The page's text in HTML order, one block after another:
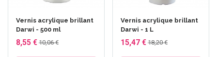
Vernis acrylique brillant
Darwi - 500 ml
8,55 € 10,06 €
Vernis acrylique brillant
Darwi - 1 L
15,47 € 18,20 €